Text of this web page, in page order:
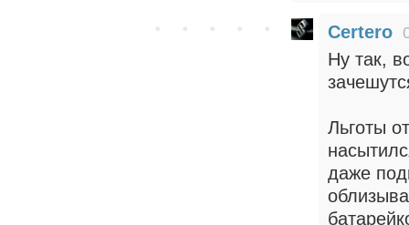
Certero
Ну так,
Льготы
даже